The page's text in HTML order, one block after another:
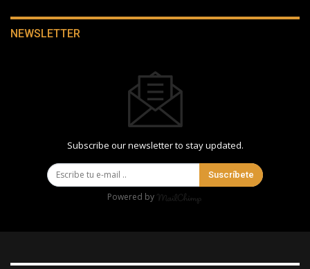
NEWSLETTER
Subscribe our newsletter to stay updated.
Suscríbete
Powered by